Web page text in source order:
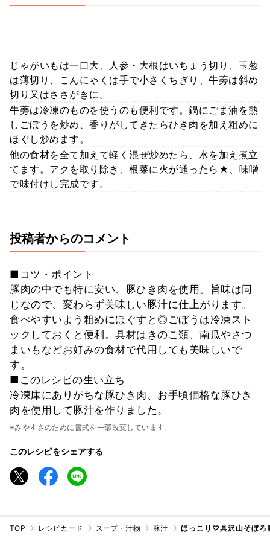
じゃがいもは一口大、人参・大根はいちょう切り、玉葱
は薄切り、こんにゃくは手で小さくちぎり、牛蒡は斜め
切り又はささがきに。
牛蒡は冷凍のものを使うのも便利です。鍋にごま油を熱
しごぼうを炒め、香りがしてきたらひき肉を加え粗めに
ほぐし炒めます。
他の食材を全て加えて軽く混ぜ炒めたら、水を加え煮立
てます。アクを取り除き、根菜に火が通ったら★、味噌
で味付けし完成です。
投稿者からのコメント
■コツ・ポイント
豚肉の中でも特に安い、豚ひき肉を使用。旨味は同
じなので、変わらず美味しい豚汁に仕上がります。
食べやすいよう粗めにほぐすと◎ごぼうは冷凍スト
ックしておくと便利。具材はきのこ類、南瓜やさつ
まいもなどお好みの食材で代用しても美味しいで
す。
■このレシピの生い立ち
冷凍庫にありがちな豚ひき肉、お手頃価格な豚ひき
肉を使用して豚汁を作りました。
※みやすさのために書式を一部改変しています。
このレシピをシェアする
TOP レシピカード スープ・汁物 豚汁 ほっこり♡具沢山そぼろ